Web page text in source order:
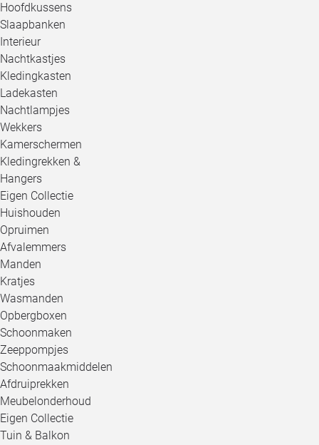
Hoofdkussens
Slaapbanken
Interieur
Nachtkastjes
Kledingkasten
Ladekasten
Nachtlampjes
Wekkers
Kamerschermen
Kledingrekken &
Hangers
Eigen Collectie
Huishouden
Opruimen
Afvalemmers
Manden
Kratjes
Wasmanden
Opbergboxen
Schoonmaken
Zeeppompjes
Schoonmaakmiddelen
Afdruiprekken
Meubelonderhoud
Eigen Collectie
Tuin & Balkon